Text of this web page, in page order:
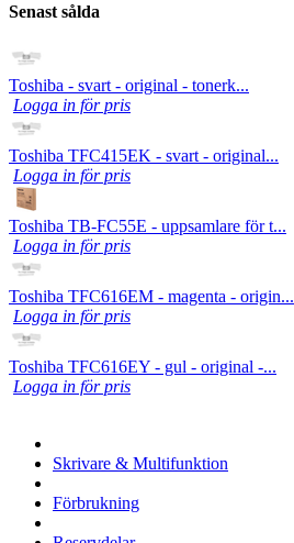
Senast sålda
Toshiba - svart - original - tonerk...
Logga in för pris
Toshiba TFC415EK - svart - original...
Logga in för pris
Toshiba TB-FC55E - uppsamlare för t...
Logga in för pris
Toshiba TFC616EM - magenta - origin...
Logga in för pris
Toshiba TFC616EY - gul - original -...
Logga in för pris
Skrivare & Multifunktion
Förbrukning